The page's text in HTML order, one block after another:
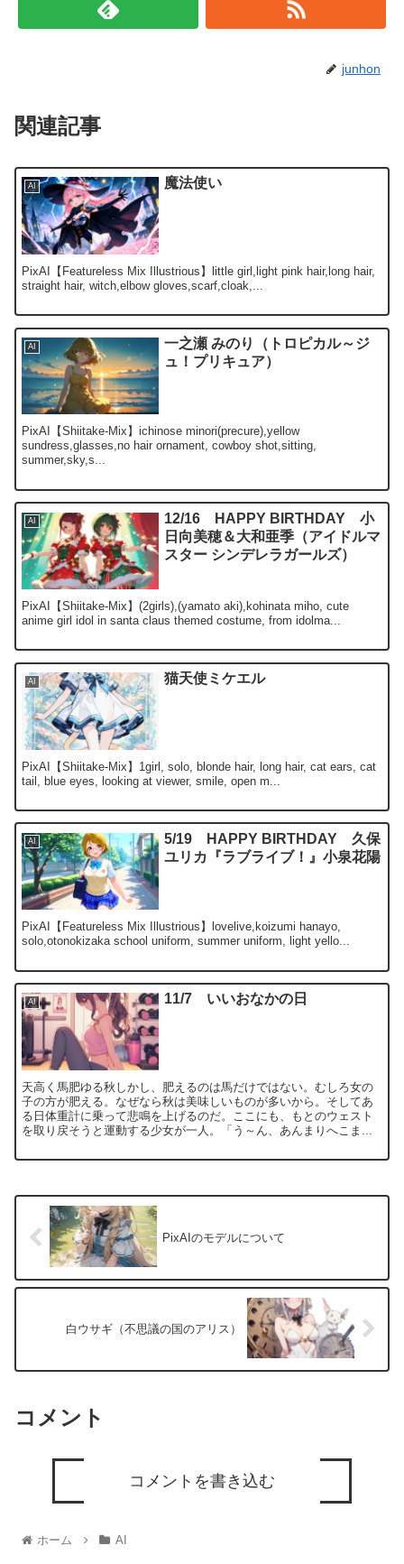
junhon
関連記事
AI 魔法使い
PixAI【Featureless Mix Illustrious】little girl,light pink hair,long hair,
straight hair, witch,elbow gloves,scarf,cloak,...
AI
一之瀬 みのり（トロピカル～ジ
ュ！プリキュア）
PixAI【Shiitake-Mix】ichinose minori(precure),yellow
sundress,glasses,no hair ornament, cowboy shot,sitting,
summer,sky,s...
AI
12/16 HAPPY BIRTHDAY 小
日向美穂＆大和亜季（アイドルマ
スター シンデレラガールズ）
PixAI【Shiitake-Mix】(2girls),(yamato aki),kohinata miho, cute
anime girl idol in santa claus themed costume, from idolma...
AI 猫天使ミケエル
PixAI【Shiitake-Mix】1girl, solo, blonde hair, long hair, cat ears, cat
tail, blue eyes, looking at viewer, smile, open m...
AI
5/19 HAPPY BIRTHDAY 久保
ユリカ『ラブライブ！』小泉花陽
PixAI【Featureless Mix Illustrious】lovelive,koizumi hanayo,
solo,otonokizaka school uniform, summer uniform, light yello...
AI 11/7 いいおなかの日
天高く馬肥ゆる秋しかし、肥えるのは馬だけではない。むしろ女の
子の方が肥える。なぜなら秋は美味しいものが多いから。そしてあ
る日体重計に乗って悲鳴を上げるのだ。ここにも、もとのウェスト
を取り戻そうと運動する少女が一人。「う～ん、あんまりへこま...
PixAIのモデルについて
白ウサギ（不思議の国のアリス）
コメント
コメントを書き込む
ホーム AI